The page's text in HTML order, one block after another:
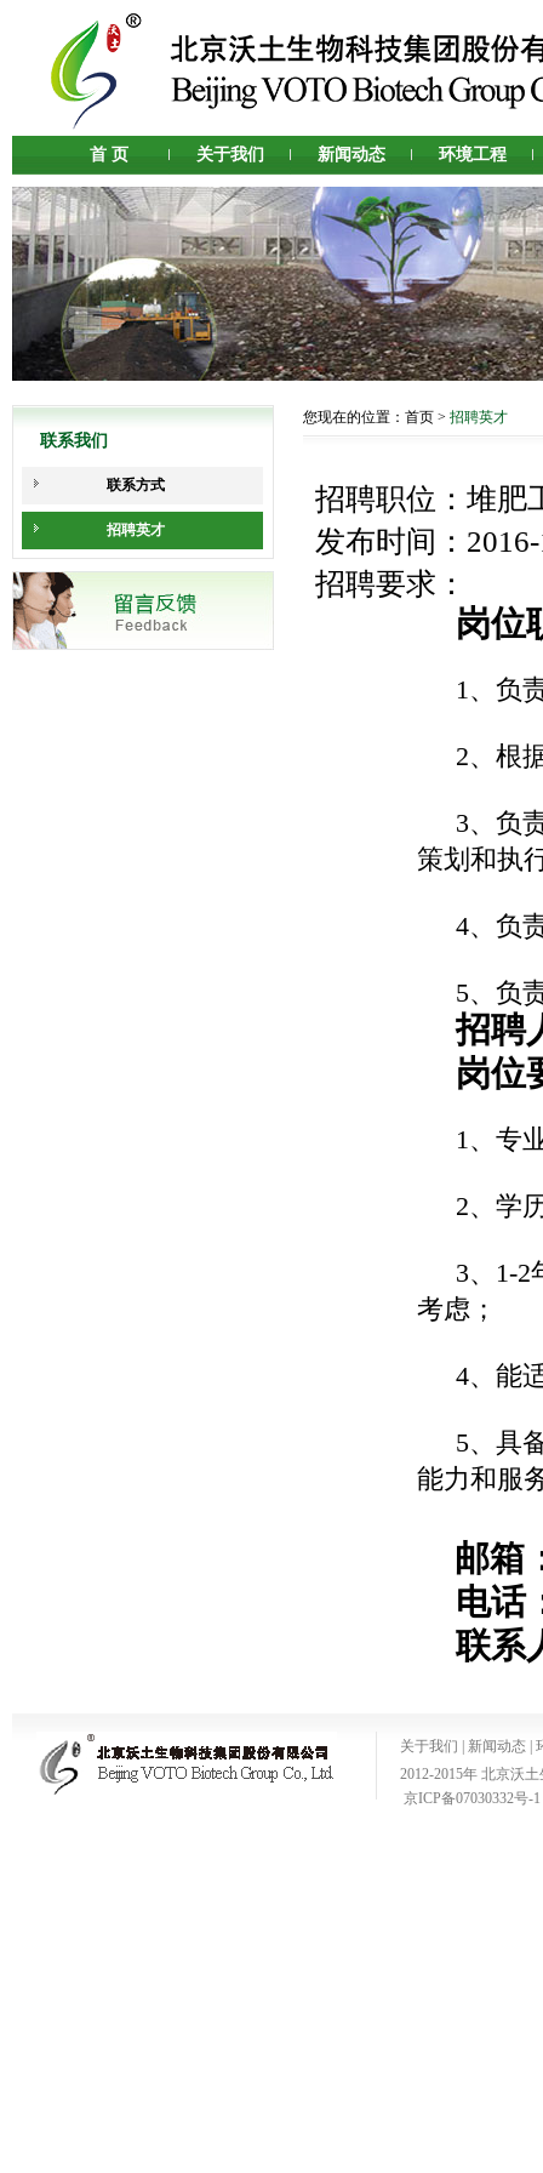
首 页 关于我们 新闻动态 环境工程
联系我们
联系方式
招聘英才
您现在的位置： 首页 > 招聘英才
招聘职位：堆肥
发布时间：
招聘要求：
岗位
1、负
2、根
3、负
策划和执
4、负
5、负
招聘
岗位
1、专
2、学
3、 1-2
考虑；
4、能
5、具
能力和服
邮箱
电话
联系
关于我们 新闻动态
2012-2015年 北京沃
京ICP备07030332号-1